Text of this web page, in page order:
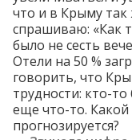
что и в Крыму
спрашиваю: «Как
было не сесть
Отели на 50 %
говорить, что
трудности: кто-
еще что-то. Какой
прогнозируется?